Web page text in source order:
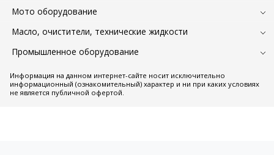
Мото оборудование
Масло, очистители, технические жидкости
Промышленное оборудование
Информация на данном интернет-сайте носит исключительно
информационный (ознакомительный) характер и ни при каких условиях
не является публичной офертой.